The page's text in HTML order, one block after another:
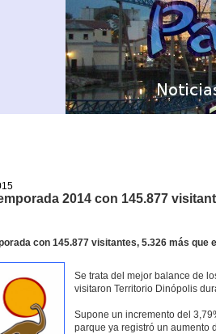
2014 con 145.877
con 145.877 visitantes, 5.326 más que
Se trata del mejor balance de
visitaron Territorio Dinópolis
Supone un incremento del
parque ya registró un aumento